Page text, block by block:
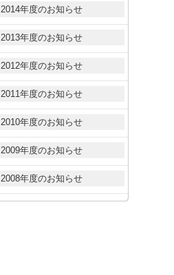
2014年度のお知らせ
2013年度のお知らせ
2012年度のお知らせ
2011年度のお知らせ
2010年度のお知らせ
2009年度のお知らせ
2008年度のお知らせ